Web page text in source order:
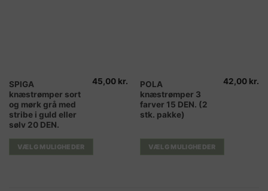
SPIGA
knæstrømper sort
og mørk grå med
stribe i guld eller
sølv 20 DEN.
45,00 kr.
VÆLG MULIGHEDER
Dette
vare
har
flere
Mulighederne
kan
POLA
knæstrømper 3
farver 15 DEN. (2
stk. pakke)
42,00 kr.
VÆLG MULIGHEDER
Dette
vare
har
flere
Mulighederne
kan